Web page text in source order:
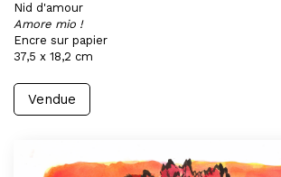
Nid d'amour
Amore mio !
Encre sur papier
37,5 x 18,2 cm
Vendue